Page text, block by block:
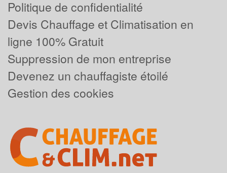
Politique de confidentialité
Devis Chauffage et Climatisation en
ligne 100% Gratuit
Suppression de mon entreprise
Devenez un chauffagiste étoilé
Gestion des cookies